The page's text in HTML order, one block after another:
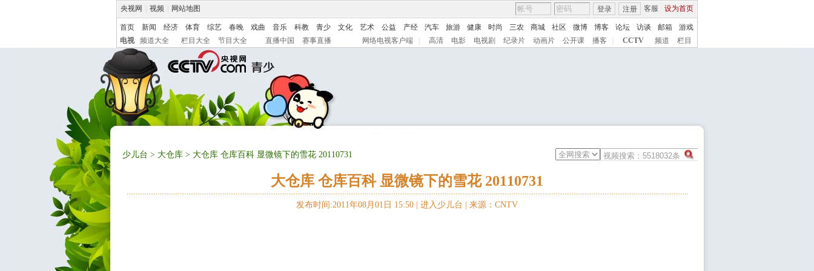
央视网 视频 网站地图 客服 设为首页
登录 注册
首页 新闻 经济 体育 综艺 春晚 戏曲 音乐 科教 青少 文化 艺术 公益 产经 汽车 旅游 健康 时尚 三农 商城 社区 微博 博客 论坛 访谈 邮箱
游戏
电视
频道大全 栏目大全 节目大全 直播中国 赛事直播 网络电视客户端 高清 电影 电视剧 纪录片 动画片 公开课 播客 CCTV 频道 栏目
少儿台 > 大仓库 > 大仓库 仓库百科 显微镜下的雪花 20110731
大仓库 仓库百科 显微镜下的雪花 20110731
发布时间:2011年08月01日 15:50 | 进入少儿台 来源：CNTV